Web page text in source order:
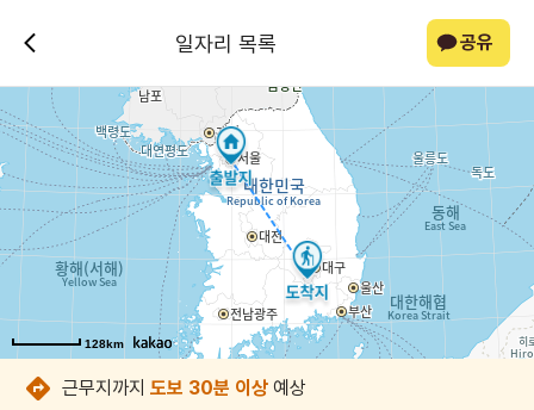
일자리 목록 공유
128km
128km
128km
128km
128km
128km
128km
128km
근무지까지 도보 30분 이상 예상